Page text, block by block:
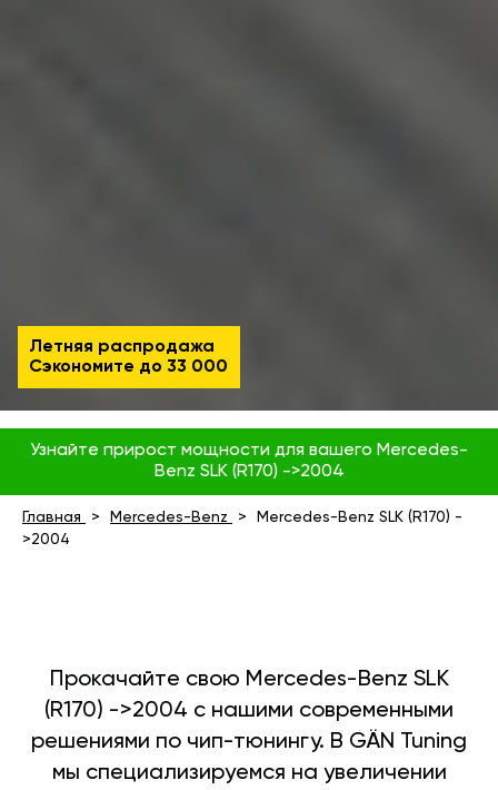
Летняя распродажа
Сэкономите до 33 000
Узнайте прирост мощности для вашего Mercedes-
Benz SLK (R170) ->2004
Главная Mercedes-Benz
Mercedes-Benz SLK (R170) -
>2004
Прокачайте свою Mercedes-Benz SLK
(R170) ->2004 с нашими современными
решениями по чип-тюнингу. В GÄN Tuning
мы специализируемся на увеличении